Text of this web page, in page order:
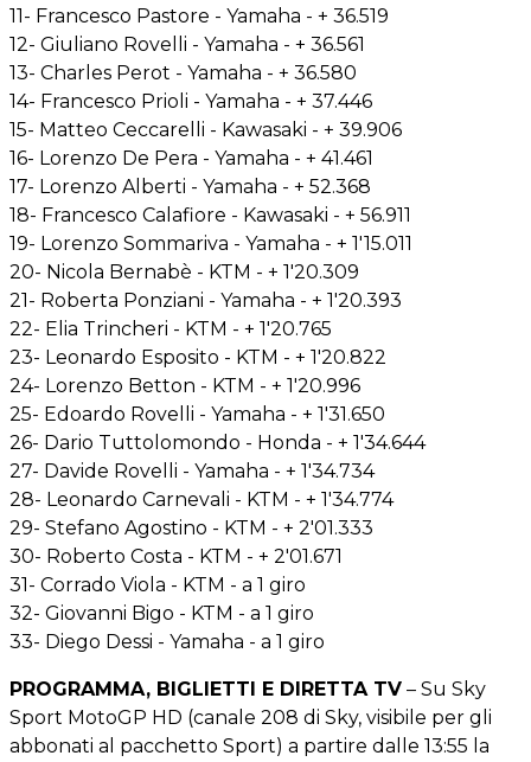
11- Francesco Pastore - Yamaha - + 36.519
12- Giuliano Rovelli - Yamaha - + 36.561
13- Charles Perot - Yamaha - + 36.580
14- Francesco Prioli - Yamaha - + 37.446
15- Matteo Ceccarelli - Kawasaki - + 39.906
16- Lorenzo De Pera - Yamaha - + 41.461
17- Lorenzo Alberti - Yamaha - + 52.368
18- Francesco Calafiore - Kawasaki - + 56.911
19- Lorenzo Sommariva - Yamaha - + 1'15.011
20- Nicola Bernabè - KTM - + 1'20.309
21- Roberta Ponziani - Yamaha - + 1'20.393
22- Elia Trincheri - KTM - + 1'20.765
23- Leonardo Esposito - KTM - + 1'20.822
24- Lorenzo Betton - KTM - + 1'20.996
25- Edoardo Rovelli - Yamaha - + 1'31.650
26- Dario Tuttolomondo - Honda - + 1'34.644
27- Davide Rovelli - Yamaha - + 1'34.734
28- Leonardo Carnevali - KTM - + 1'34.774
29- Stefano Agostino - KTM - + 2'01.333
30- Roberto Costa - KTM - + 2'01.671
31- Corrado Viola - KTM - a 1 giro
32- Giovanni Bigo - KTM - a 1 giro
33- Diego Dessi - Yamaha - a 1 giro
PROGRAMMA, BIGLIETTI E DIRETTA TV – Su Sky
Sport MotoGP HD (canale 208 di Sky, visibile per gli
abbonati al pacchetto Sport) a partire dalle 13:55 la